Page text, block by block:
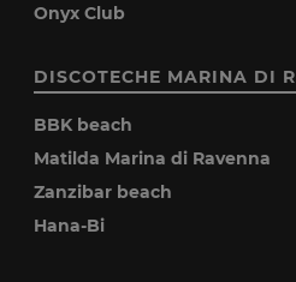
Onyx Club
DISCOTECHE MARINA DI
BBK beach
Matilda Marina di Ravenna
Zanzibar beach
Hana-Bi